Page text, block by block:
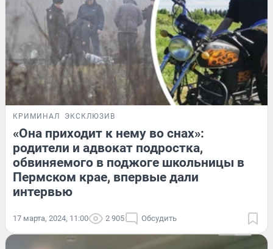
КРИМИНАЛ ЭКСКЛЮЗИВ
«Она приходит к нему во снах»:
родители и адвокат подростка,
обвиняемого в поджоге школьницы в
Пермском крае, впервые дали
интервью
17 марта, 2024, 11:00 2 905 Обсудить